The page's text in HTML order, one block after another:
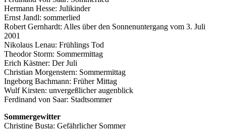
Hermann Hesse: Julikinder
Ernst Jandl: sommerlied
Robert Gernhardt: Alles über den Sonnenuntergang vom 3. Juli
2001
Nikolaus Lenau: Frühlings Tod
Theodor Storm: Sommermittag
Erich Kästner: Der Juli
Christian Morgenstern: Sommermittag
Ingeborg Bachmann: Früher Mittag
Wulf Kirsten: unvergeßlicher augenblick
Ferdinand von Saar: Stadtsommer
Sommergewitter
Christine Busta: Gefährlicher Sommer